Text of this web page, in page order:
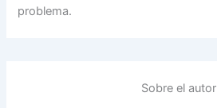
problema.
Sobre el autor